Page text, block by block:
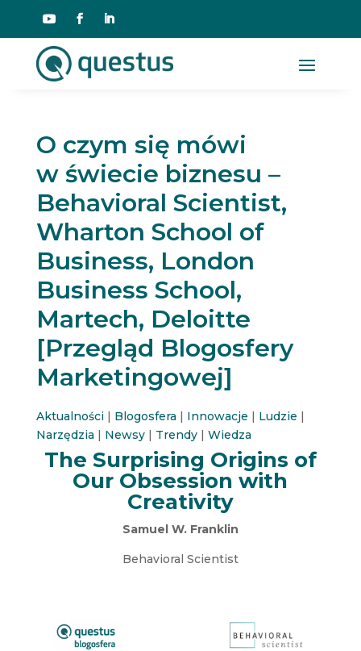
O czym się mówi
w świecie biznesu –
Behavioral Scientist,
Wharton School of
Business, London
Business School,
Martech, Deloitte
[Przegląd Blogosfery
Marketingowej]
Aktualności| Blogosfera | Innowacje | Ludzie |
Narzędzia | Newsy| Trendy| Wiedza
The Surprising Origins of
Our Obsession with
Creativity
Samuel W. Franklin
Behavioral Scientist